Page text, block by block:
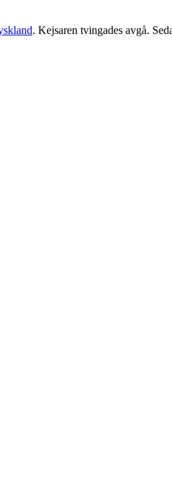
. Kejsaren tvingades avgå.